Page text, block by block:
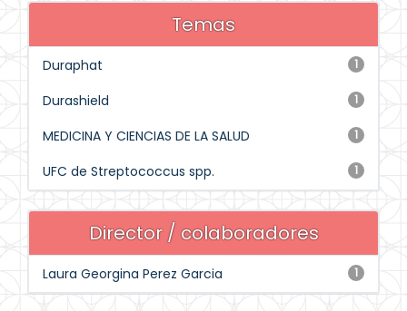
Temas
1
Duraphat
1
Durashield
1
MEDICINA Y CIENCIAS DE LA SALUD
1
UFC de Streptococcus spp.
Director / colaboradores
1
Laura Georgina Perez Garcia